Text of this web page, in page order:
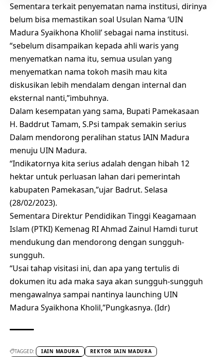
Sementara terkait penyematan nama institusi, dirinya
belum bisa memastikan soal Usulan Nama ‘UIN
Madura Syaikhona Kholil’ sebagai nama institusi.
“sebelum disampaikan kepada ahli waris yang
menyematkan nama itu, semua usulan yang
menyematkan nama tokoh masih mau kita
diskusikan lebih mendalam dengan internal dan
eksternal nanti,”imbuhnya.
Dalam kesempatan yang sama, Bupati Pamekasaan
H. Baddrut Tamam, S.Psi tampak semakin serius
Dalam mendorong peralihan status IAIN Madura
menuju UIN Madura.
“Indikatornya kita serius adalah dengan hibah 12
hektar untuk perluasan lahan dari pemerintah
kabupaten Pamekasan,”ujar Badrut. Selasa
(28/02/2023).
Sementara Direktur Pendidikan Tinggi Keagamaan
Islam (PTKI) Kemenag RI Ahmad Zainul Hamdi turut
mendukung dan mendorong dengan sungguh-
sungguh.
“Usai tahap visitasi ini, dan apa yang tertulis di
dokumen itu ada maka saya akan sungguh-sungguh
mengawalnya sampai nantinya launching UIN
Madura Syaikhona Kholil,”Pungkasnya. (Idr)
TAGGED: IAIN MADURA
REKTOR IAIN MADURA